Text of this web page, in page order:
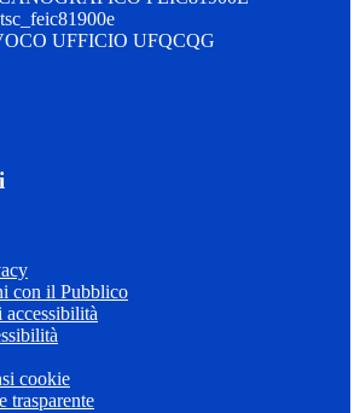
UFFICIO UFQCQG
con il Pubblico
cookie
trasparente